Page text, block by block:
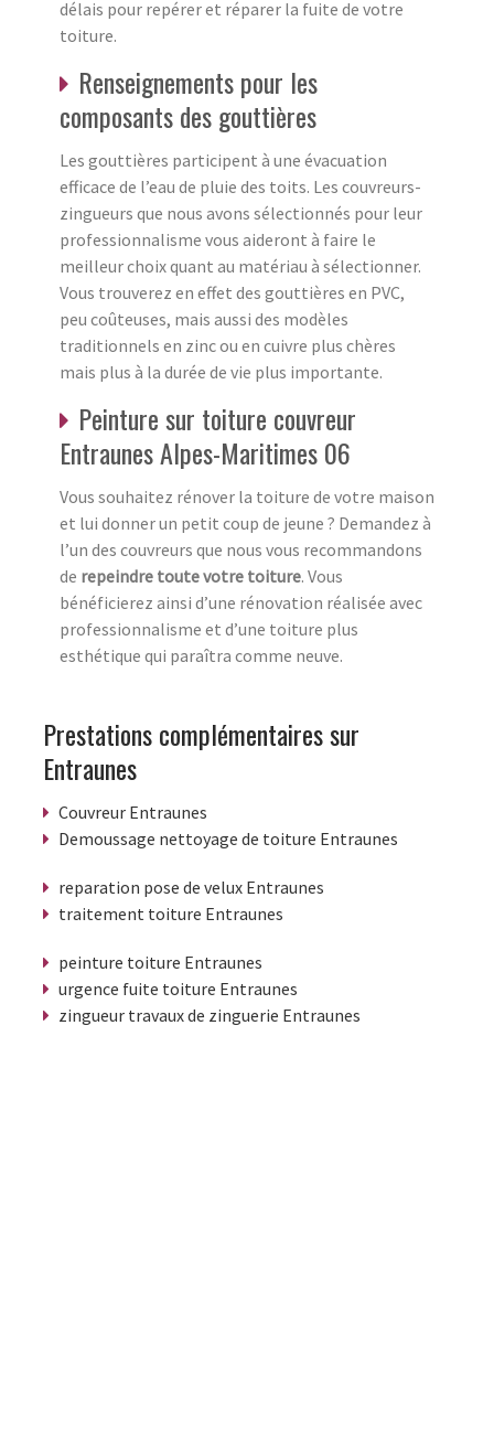
délais pour repérer et réparer la fuite de votre
toiture.
Renseignements pour les
composants des gouttières
Les gouttières participent à une évacuation
efficace de l’eau de pluie des toits. Les couvreurs-
zingueurs que nous avons sélectionnés pour leur
professionnalisme vous aideront à faire le
meilleur choix quant au matériau à sélectionner.
Vous trouverez en effet des gouttières en PVC,
peu coûteuses, mais aussi des modèles
traditionnels en zinc ou en cuivre plus chères
mais plus à la durée de vie plus importante.
Peinture sur toiture couvreur
Entraunes Alpes-Maritimes 06
Vous souhaitez rénover la toiture de votre maison
et lui donner un petit coup de jeune ? Demandez à
l’un des couvreurs que nous vous recommandons
de repeindre toute votre toiture. Vous
bénéficierez ainsi d’une rénovation réalisée avec
professionnalisme et d’une toiture plus
esthétique qui paraîtra comme neuve.
Prestations complémentaires sur
Entraunes
Couvreur Entraunes
Demoussage nettoyage de toiture Entraunes
reparation pose de velux Entraunes
traitement toiture Entraunes
peinture toiture Entraunes
urgence fuite toiture Entraunes
zingueur travaux de zinguerie Entraunes